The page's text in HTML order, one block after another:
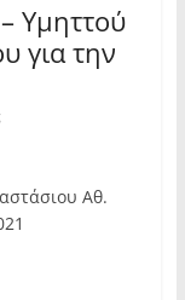
Υμηττού
για την
Αθ.